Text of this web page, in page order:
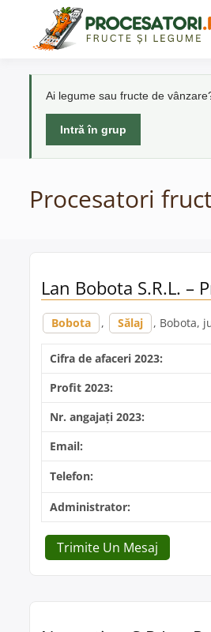
content
Ai legume sau fructe de
Intră în grup
Procesatori
Lan Bobota S.R.L. –
Bobota , Sălaj , Bobota,
Cifra de afaceri 2023:
Profit 2023:
Nr. angajați 2023:
Email:
Telefon:
Administrator:
Trimite Un Mesaj